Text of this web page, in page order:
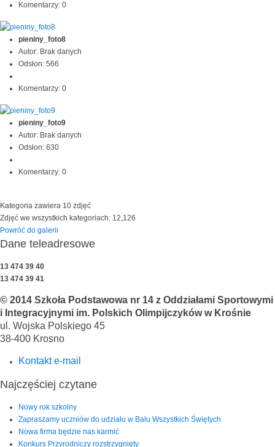
Komentarzy: 0
pieniny_foto8
Autor: Brak danych
Odsłon: 566
Komentarzy: 0
pieniny_foto9
Autor: Brak danych
Odsłon: 630
Komentarzy: 0
Kategoria zawiera 10 zdjęć
Zdjęć we wszystkich kategoriach: 12,126
Powróć do galerii
Dane teleadresowe
13 474 39 40
13 474 39 41
© 2014 Szkoła Podstawowa nr 14 z Oddziałami Sportowymi
i Integracyjnymi im. Polskich Olimpijczyków w Krośnie
ul. Wojska Polskiego 45
38-400 Krosno
Kontakt e-mail
Najczęściej czytane
Nowy rok szkolny
Zapraszamy uczniów do udziału w Balu Wszystkich Świętych
Nowa firma będzie nas karmić
Konkurs Przyrodniczy rozstrzygnięty